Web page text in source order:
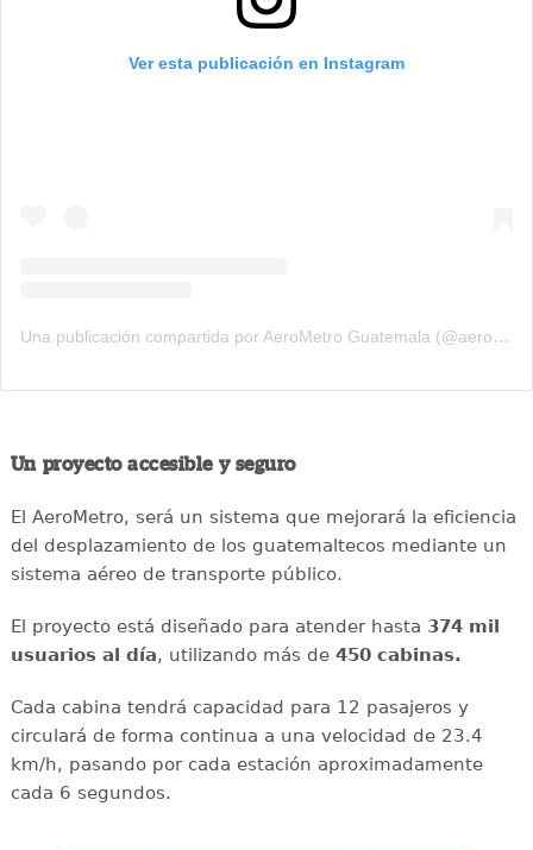
Ver esta publicación en Instagram
Una publicación compartida por AeroMetro Guatemala (@aerometrogt)
Un proyecto accesible y seguro
El AeroMetro, será un sistema que mejorará la eficiencia
del desplazamiento de los guatemaltecos mediante un
sistema aéreo de transporte público.
El proyecto está diseñado para atender hasta 374 mil
usuarios al día, utilizando más de 450 cabinas.
Cada cabina tendrá capacidad para 12 pasajeros y
circulará de forma continua a una velocidad de 23.4
km/h, pasando por cada estación aproximadamente
cada 6 segundos.